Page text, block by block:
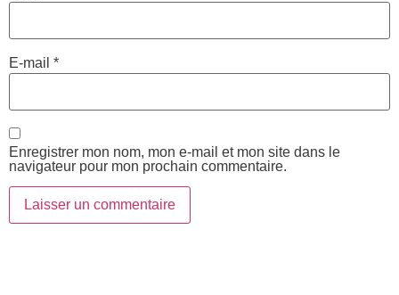
E-mail *
Enregistrer mon nom, mon e-mail et mon site dans le
navigateur pour mon prochain commentaire.